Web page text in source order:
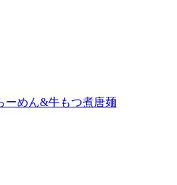
ーめん&牛もつ煮唐麺